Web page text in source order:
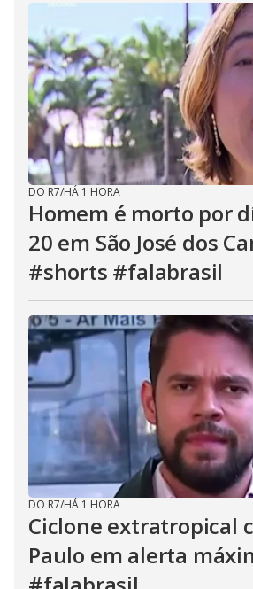
DO R7/HÁ 1 HORA
Homem é morto por
20 em São José dos
#shorts #falabrasil
DO R7/HÁ 1 HORA
Ciclone extratropical
Paulo em alerta